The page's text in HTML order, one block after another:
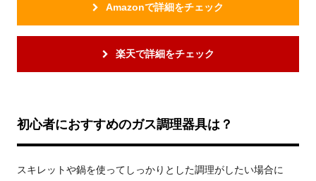
Amazonで詳細をチェック
楽天で詳細をチェック
初心者におすすめのガス調理器具は？
スキレットや鍋を使ってしっかりとした調理がしたい場合に